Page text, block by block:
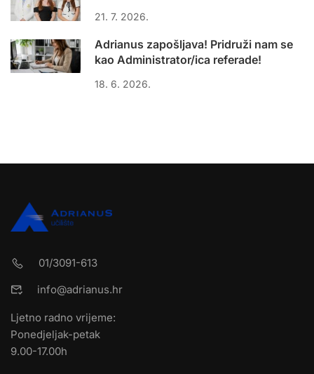
21. 7. 2026.
Adrianus zapošljava! Pridruži nam se
kao Administrator/ica referade!
18. 6. 2026.
01/3091-613
info@adrianus.hr
Ljetno radno vrijeme:
Ponedjeljak-petak
9.00-17.00h